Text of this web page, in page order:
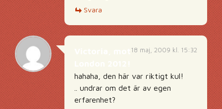
Svara
18 maj, 2009 kl. 15:32
hahaha, den här var riktigt kul!
.. undrar om det är av egen
erfarenhet?